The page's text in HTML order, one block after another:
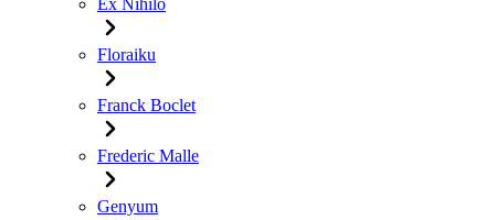
Ex Nihilo
Floraiku
Franck Boclet
Frederic Malle
Genyum